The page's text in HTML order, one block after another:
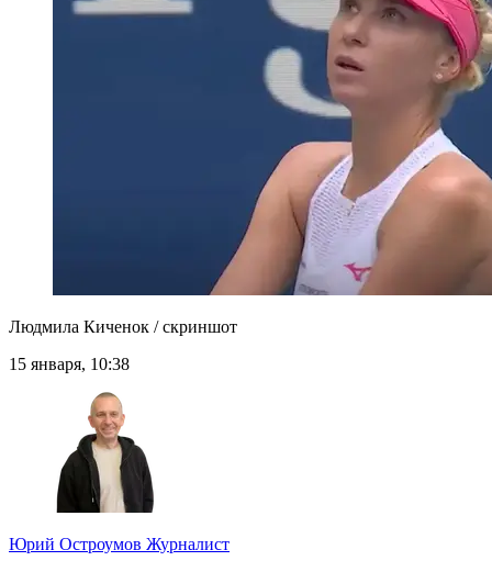
Людмила Киченок / скриншот
15 января, 10:38
Юрий Остроумов Журналист